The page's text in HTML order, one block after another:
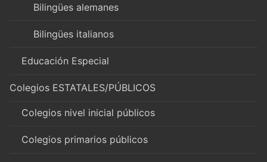
Bilingües alemanes
Bilingües italianos
Educación Especial
Colegios ESTATALES/PÚBLICOS
Colegios nivel inicial públicos
Colegios primarios públicos